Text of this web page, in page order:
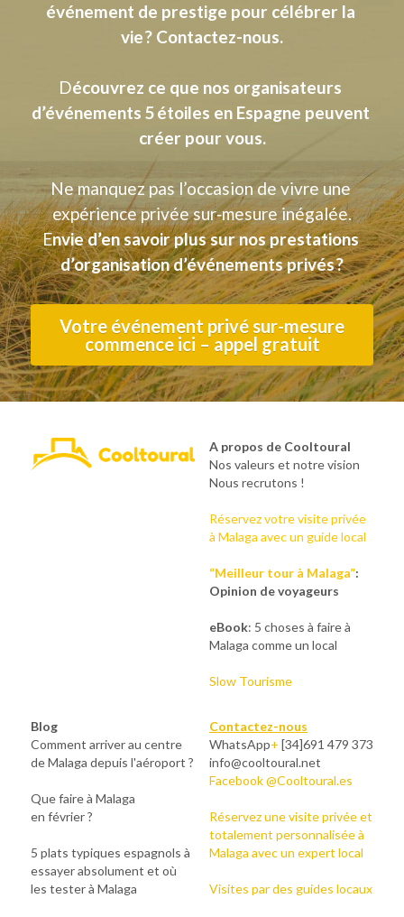
événement de prestige pour célébrer la
vie ? Contactez-nous.
Découvrez ce que nos organisateurs
d’événements 5 étoiles en Espagne peuvent
créer pour vous.
Ne manquez pas l’occasion de vivre une
expérience privée sur‑mesure inégalée.
Envie d’en savoir plus sur nos prestations
d’organisation d’événements privés ?
Votre événement privé sur-mesure
commence ici – appel gratuit
A propos de Cooltoural
Nos valeurs et notre vision
Nous recrutons !
Réservez votre visite privée
à Malaga avec un guide local
“Meilleur tour à Malaga”
Opinion de voyageurs
eBook: 5 choses à faire à
Malaga comme un local
Slow Tourisme
Blog
Comment arriver au centre
de Malaga depuis l'aéroport ?
Que faire à Malaga
en février ?
5 plats typiques espagnols à
essayer absolument et où
les tester à Malaga
Contactez-nous
WhatsApp+ [34]691 479 373
info@cooltoural.net
Facebook @Cooltoural.es
Réservez une visite privée et
totalement personnalisée à
Malaga avec un expert local
Visites par des guides locaux